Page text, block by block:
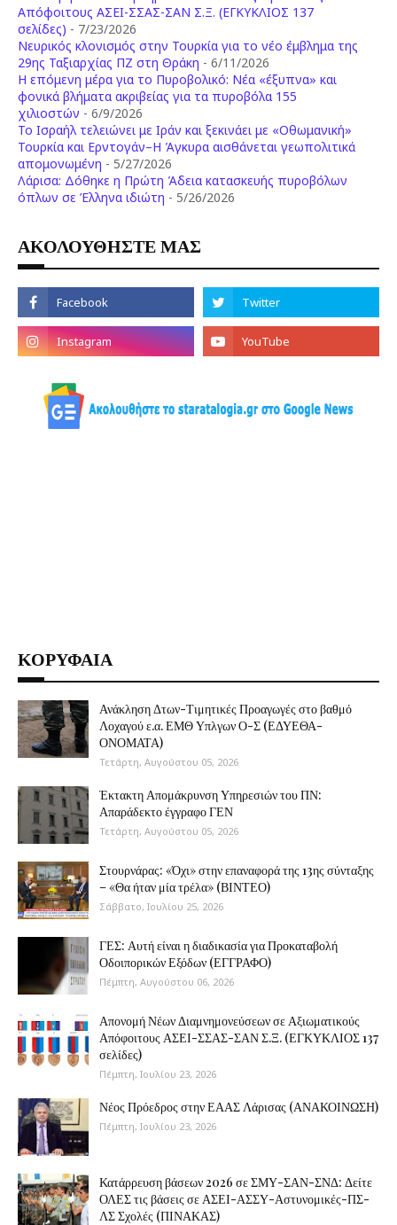
Απόφοιτους ΑΣΕΙ-ΣΣΑΣ-ΣΑΝ Σ.Ξ. (ΕΓΚΥΚΛΙΟΣ 137
σελίδες) - 7/23/2026
Νευρικός κλονισμός στην Τουρκία για το νέο έμβλημα της
29ης Ταξιαρχίας ΠΖ στη Θράκη - 6/11/2026
Η επόμενη μέρα για το Πυροβολικό: Νέα «έξυπνα» και
φονικά βλήματα ακριβείας για τα πυροβόλα 155
χιλιοστών - 6/9/2026
Το Ισραήλ τελειώνει με Ιράν και ξεκινάει με «Οθωμανική»
Τουρκία και Ερντογάν–Η Άγκυρα αισθάνεται γεωπολιτικά
απομονωμένη - 5/27/2026
Λάρισα: Δόθηκε η Πρώτη Άδεια κατασκευής πυροβόλων
όπλων σε Έλληνα ιδιώτη - 5/26/2026
ΑΚΟΛΟΥΘΗΣΤΕ ΜΑΣ
ΚΟΡΥΦΑΙΑ
Ανάκληση Δτων-Τιμητικές Προαγωγές στο βαθμό
Λοχαγού ε.α. ΕΜΘ Υπλγων Ο-Σ (ΕΔΥΕΘΑ-
ΟΝΟΜΑΤΑ)
Τετάρτη, Αυγούστου 05, 2026
Έκτακτη Απομάκρυνση Υπηρεσιών του ΠΝ:
Απαράδεκτο έγγραφο ΓΕΝ
Τετάρτη, Αυγούστου 05, 2026
Στουρνάρας: «Όχι» στην επαναφορά της 13ης σύνταξης
– «Θα ήταν μία τρέλα» (ΒΙΝΤΕΟ)
Σάββατο, Ιουλίου 25, 2026
ΓΕΣ: Αυτή είναι η διαδικασία για Προκαταβολή
Οδοιπορικών Εξόδων (ΕΓΓΡΑΦΟ)
Πέμπτη, Αυγούστου 06, 2026
Απονομή Νέων Διαμνημονεύσεων σε Αξιωματικούς
Απόφοιτους ΑΣΕΙ-ΣΣΑΣ-ΣΑΝ Σ.Ξ. (ΕΓΚΥΚΛΙΟΣ 137
σελίδες)
Πέμπτη, Ιουλίου 23, 2026
Νέος Πρόεδρος στην ΕΑΑΣ Λάρισας (ΑΝΑΚΟΙΝΩΣΗ)
Πέμπτη, Ιουλίου 23, 2026
Κατάρρευση βάσεων 2026 σε ΣΜΥ-ΣΑΝ-ΣΝΔ: Δείτε
ΟΛΕΣ τις βάσεις σε ΑΣΕΙ-ΑΣΣΥ-Αστυνομικές-ΠΣ-
ΛΣ Σχολές (ΠΙΝΑΚΑΣ)